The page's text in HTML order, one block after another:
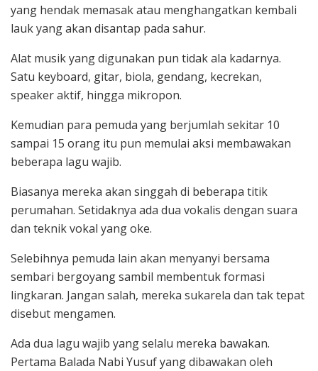
yang hendak memasak atau menghangatkan kembali
lauk yang akan disantap pada sahur.
Alat musik yang digunakan pun tidak ala kadarnya.
Satu keyboard, gitar, biola, gendang, kecrekan,
speaker aktif, hingga mikropon.
Kemudian para pemuda yang berjumlah sekitar 10
sampai 15 orang itu pun memulai aksi membawakan
beberapa lagu wajib.
Biasanya mereka akan singgah di beberapa titik
perumahan. Setidaknya ada dua vokalis dengan suara
dan teknik vokal yang oke.
Selebihnya pemuda lain akan menyanyi bersama
sembari bergoyang sambil membentuk formasi
lingkaran. Jangan salah, mereka sukarela dan tak tepat
disebut mengamen.
Ada dua lagu wajib yang selalu mereka bawakan.
Pertama Balada Nabi Yusuf yang dibawakan oleh